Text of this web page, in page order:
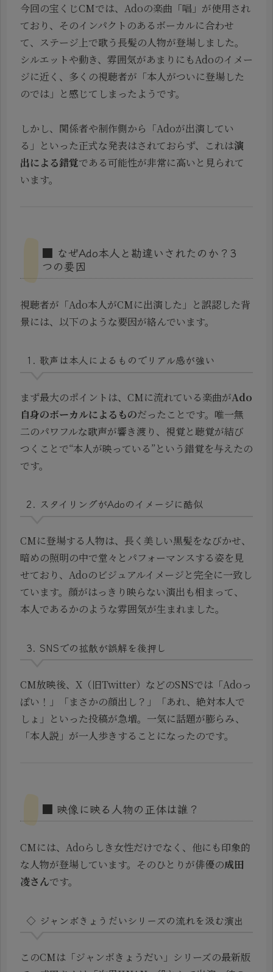
今回の宝くじCMでは、Adoの楽曲「唱」が使用され
ており、そのインパクトのあるボーカルに合わせ
て、ステージ上で歌う長髪の人物が登場しました。
シルエットや動き、雰囲気があまりにもAdoのイメー
ジに近く、多くの視聴者が「本人がついに登場した
のでは」と感じてしまったようです。
しかし、関係者や制作側から「Adoが出演してい
る」といった正式な発表はされておらず、これは演
出による錯覚である可能性が非常に高いと見られて
います。
■ なぜAdo本人と勘違いされたのか？3
つの要因
視聴者が「Ado本人がCMに出演した」と誤認した背
景には、以下のような要因が絡んでいます。
1. 歌声は本人によるものでリアル感が強い
まず最大のポイントは、CMに流れている楽曲がAdo
自身のボーカルによるものだったことです。唯一無
二のパワフルな歌声が響き渡り、視覚と聴覚が結び
つくことで“本人が映っている”という錯覚を与えたの
です。
2. スタイリングがAdoのイメージに酷似
CMに登場する人物は、長く美しい黒髪をなびかせ、
暗めの照明の中で堂々とパフォーマンスする姿を見
せており、Adoのビジュアルイメージと完全に一致し
ています。顔がはっきり映らない演出も相まって、
本人であるかのような雰囲気が生まれました。
3. SNSでの拡散が誤解を後押し
CM放映後、X（旧Twitter）などのSNSでは「Adoっ
ぽい！」「まさかの顔出し？」「あれ、絶対本人で
しょ」といった投稿が急増。一気に話題が膨らみ、
「本人説」が一人歩きすることになったのです。
■ 映像に映る人物の正体は誰？
CMには、Adoらしき女性だけでなく、他にも印象的
な人物が登場しています。そのひとりが俳優の成田
凌さんです。
◇ ジャンボきょうだいシリーズの流れを汲む演出
このCMは「ジャンボきょうだい」シリーズの最新版